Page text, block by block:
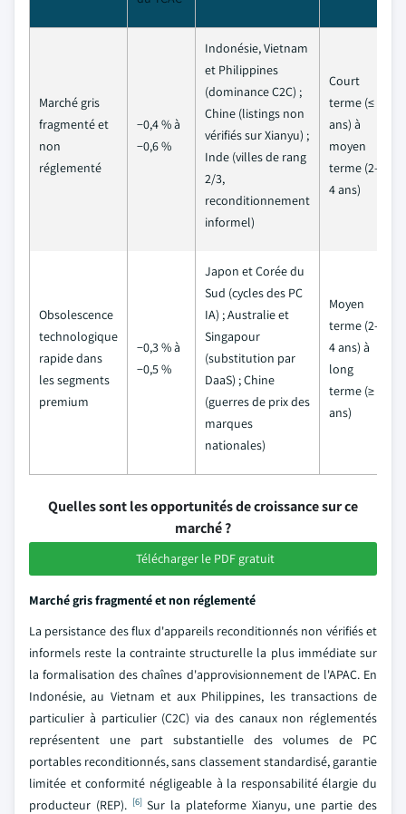
Marché gris
fragmenté et
non
réglementé
−0,4 % à
−0,6 %
Indonésie, Vietnam
et Philippines
(dominance C2C) ;
Chine (listings non
vérifiés sur Xianyu) ;
Inde (villes de rang
2/3,
reconditionnement
informel)
Court
terme (≤ 2
ans) à
moyen
terme (2–
4 ans)
Obsolescence
technologique
rapide dans
les segments
premium
−0,3 % à
−0,5 %
Japon et Corée du
Sud (cycles des PC
IA) ; Australie et
Singapour
(substitution par
DaaS) ; Chine
(guerres de prix des
marques
nationales)
Moyen
terme (2–
4 ans) à
long
terme (≥ 4
ans)
Quelles sont les opportunités de croissance sur ce
marché ?
Télécharger le PDF gratuit
Marché gris fragmenté et non réglementé
La persistance des flux d'appareils reconditionnés non vérifiés et
informels reste la contrainte structurelle la plus immédiate sur
la formalisation des chaînes d'approvisionnement de l'APAC. En
Indonésie, au Vietnam et aux Philippines, les transactions de
particulier à particulier (C2C) via des canaux non réglementés
représentent une part substantielle des volumes de PC
portables reconditionnés, sans classement standardisé, garantie
limitée et conformité négligeable à la responsabilité élargie du
producteur (REP). [6]Sur la plateforme Xianyu, une partie des